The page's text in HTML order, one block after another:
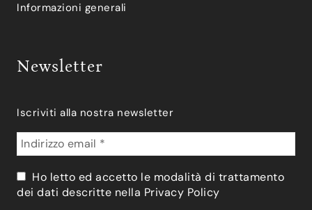
Informazioni generali
Newsletter
Iscriviti alla nostra newsletter
Ho letto ed accetto le modalità di trattamento
dei dati descritte nella Privacy Policy